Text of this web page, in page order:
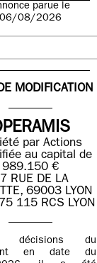
parue le
06/08/2026
MODIFICATION
par Actions
au capital de
989.150 €
RUE DE LA
69003 LYON
115 RCS LYON
décisions du
en date du